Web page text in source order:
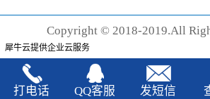
声也越来越强
Copyright © 2018-2019.All
犀牛云提供企业云服务
打电话 QQ客服 发短信